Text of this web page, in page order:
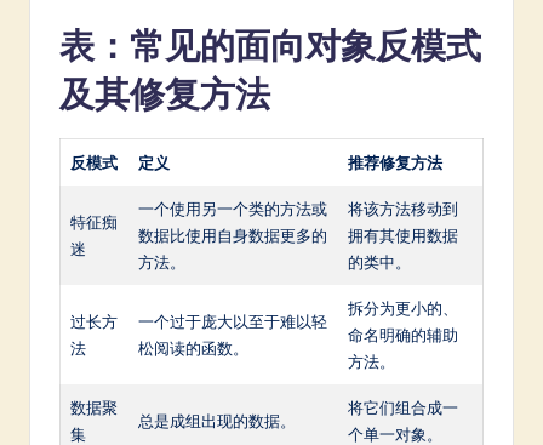
表：常见的面向对象反模式
及其修复方法
反模式 定义 推荐修复方法
特征痴
迷
一个使用另一个类的方法或
数据比使用自身数据更多的
方法。
将该方法移动到
拥有其使用数据
的类中。
过长方
法
一个过于庞大以至于难以轻
松阅读的函数。
拆分为更小的、
命名明确的辅助
方法。
数据聚
集
总是成组出现的数据。
将它们组合成一
个单一对象。